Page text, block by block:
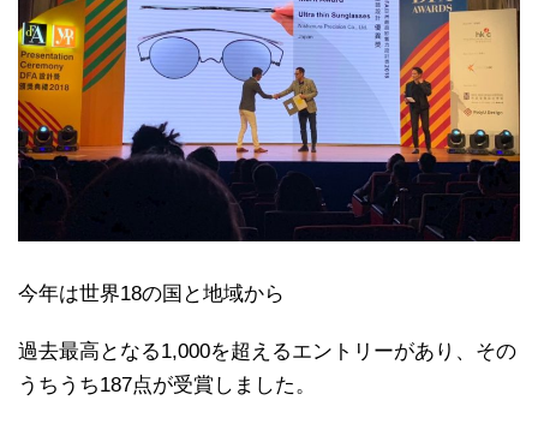
今年は世界18の国と地域から
過去最高となる1,000を超えるエントリーがあり、その
うちうち187点が受賞しました。